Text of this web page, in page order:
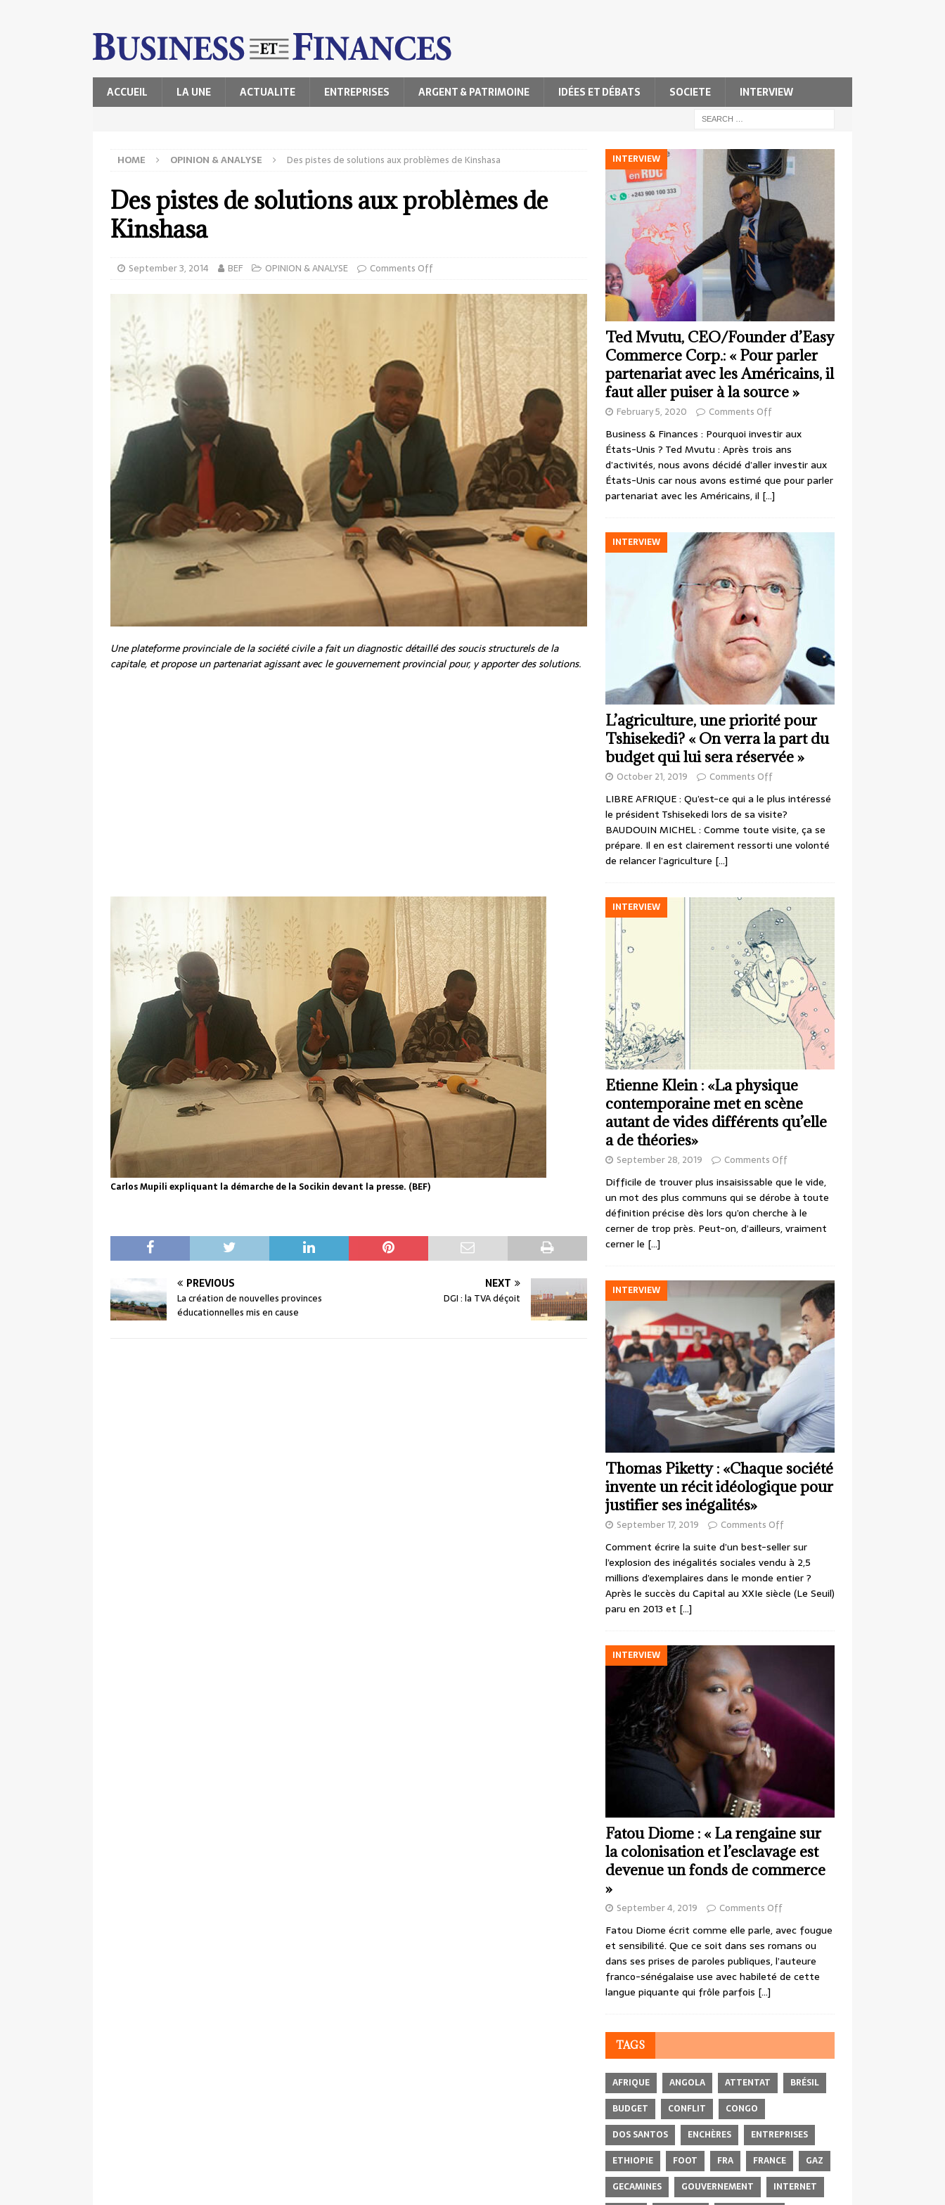
ACCUEIL LA UNE ACTUALITE ENTREPRISES ARGENT & PATRIMOINE IDÉES ET DÉBATS SOCIETE INTERVIEW
HOME OPINION & ANALYSE Des pistes de solutions aux problèmes de Kinshasa
Des pistes de solutions aux problèmes de
Kinshasa
September 3, 2014 BEF OPINION & ANALYSE Comments Off
Une plateforme provinciale de la société civile a fait un diagnostic détaillé des soucis structurels de la
capitale, et propose un partenariat agissant avec le gouvernement provincial pour, y apporter des solutions.
Carlos Mupili expliquant la démarche de la Socikin devant la presse. (BEF)
PREVIOUS
La création de nouvelles provinces
éducationnelles mis en cause
NEXT
DGI : la TVA déçoit
INTERVIEW
Ted Mvutu, CEO/Founder d’Easy
Commerce Corp.: « Pour parler
partenariat avec les Américains, il
faut aller puiser à la source »
February 5, 2020 Comments Off
Business & Finances : Pourquoi investir aux
États-Unis ? Ted Mvutu : Après trois ans
d’activités, nous avons décidé d’aller investir aux
États-Unis car nous avons estimé que pour parler
partenariat avec les Américains, il […]
INTERVIEW
L’agriculture, une priorité pour
Tshisekedi? « On verra la part du
budget qui lui sera réservée »
October 21, 2019 Comments Off
LIBRE AFRIQUE : Qu’est-ce qui a le plus intéressé
le président Tshisekedi lors de sa visite?
BAUDOUIN MICHEL : Comme toute visite, ça se
prépare. Il en est clairement ressorti une volonté
de relancer l’agriculture […]
INTERVIEW
Etienne Klein : «La physique
contemporaine met en scène
autant de vides différents qu’elle
a de théories»
September 28, 2019 Comments Off
Difficile de trouver plus insaisissable que le vide,
un mot des plus communs qui se dérobe à toute
définition précise dès lors qu’on cherche à le
cerner de trop près. Peut-on, d’ailleurs, vraiment
cerner le […]
INTERVIEW
Thomas Piketty : «Chaque société
invente un récit idéologique pour
justifier ses inégalités»
September 17, 2019 Comments Off
Comment écrire la suite d’un best-seller sur
l’explosion des inégalités sociales vendu à 2,5
millions d’exemplaires dans le monde entier ?
Après le succès du Capital au XXIe siècle (Le Seuil)
paru en 2013 et […]
INTERVIEW
Fatou Diome : « La rengaine sur
la colonisation et l’esclavage est
devenue un fonds de commerce
»
September 4, 2019 Comments Off
Fatou Diome écrit comme elle parle, avec fougue
et sensibilité. Que ce soit dans ses romans ou
dans ses prises de paroles publiques, l’auteure
franco-sénégalaise use avec habileté de cette
langue piquante qui frôle parfois […]
TAGS
AFRIQUE ANGOLA ATTENTAT
BRÉSIL
BUDGET
CONFLIT
CONGO
DOS SANTOS
ENCHÈRES
ENTREPRISES
ETHIOPIE
FOOT FRA FRANCE
GAZ
GECAMINES
GOUVERNEMENT INTERNET